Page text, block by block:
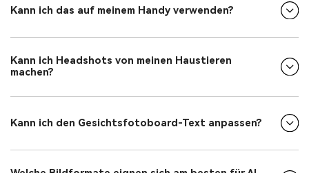
Kann ich das auf meinem Handy verwenden?
Kann ich Headshots von meinen Haustieren
machen?
Kann ich den Gesichtsfotoboard-Text anpassen?